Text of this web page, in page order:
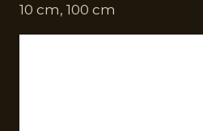
10 cm, 100 cm